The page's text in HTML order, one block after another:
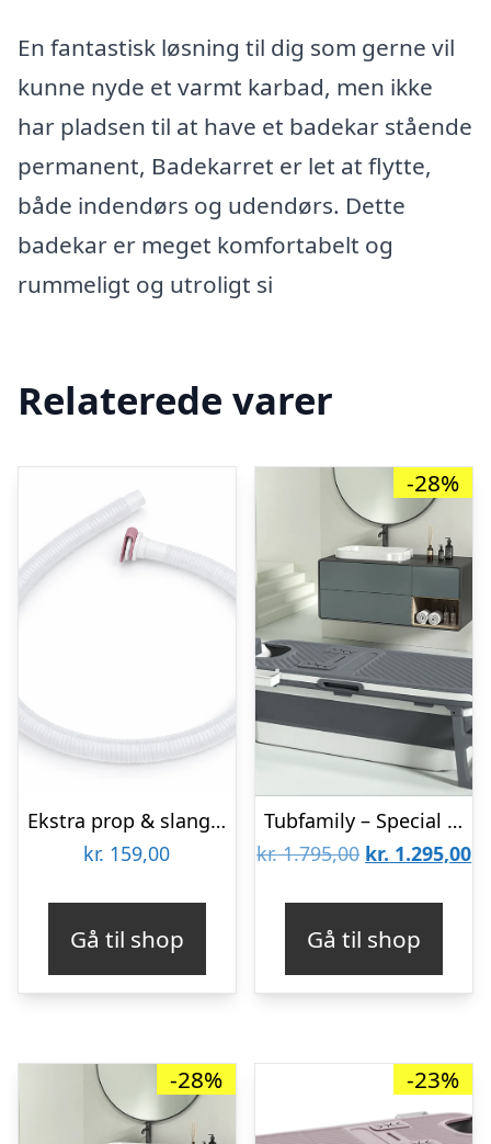
En fantastisk løsning til dig som gerne vil
kunne nyde et varmt karbad, men ikke
har pladsen til at have et badekar stående
permanent, Badekarret er let at flytte,
både indendørs og udendørs. Dette
badekar er meget komfortabelt og
rummeligt og utroligt si
Relaterede varer
Ekstra prop & slange til foldebadekar – Grå
kr. 159,00
Gå til shop
-28%
Tubfamily – Special edition foldebadekar til voksne med låg, digital termometer, 300 cm luksusslange, ekstra prop samt opbevaringspose.
kr.1.795,00 Den
kr. 1.795,00.
kr. 1.295,00
Gå til shop
-28% -23%